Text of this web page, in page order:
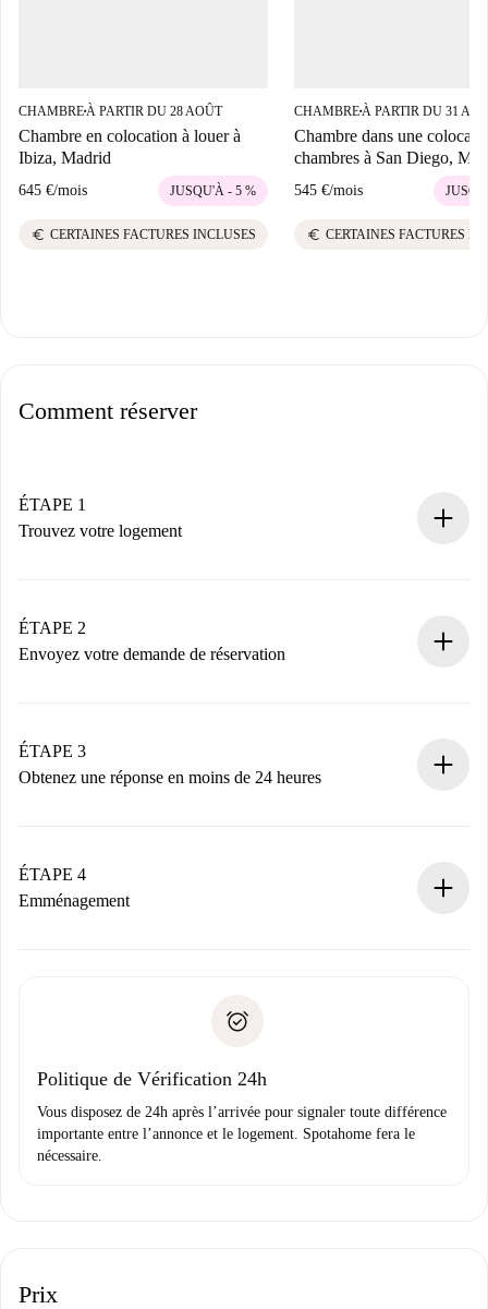
CHAMBRE■À PARTIR DU 28 AOÛT
Chambre en colocation à louer à
Ibiza, Madrid
645 €/mois JUSQU'À - 5 %
euro CERTAINES FACTURES INCLUSES
CHAMBRE■À PARTIR DU 31
Chambre dans une
chambres à San Diego,
545 €/mois
euro CERTAINES FACTURES
Comment réserver
ÉTAPE 1
Trouvez votre logement
Vous disposez à l’avance de toutes les informations
nécessaires.
ÉTAPE 2
Envoyez votre demande de réservation
Nous ne vous facturerons rien tant que le propriétaire
n’aura pas accepté.
ÉTAPE 3
Obtenez une réponse en moins de 24 heures
contact avec le propriétaire.
Si refusé : aucun prélèvement et nous vous proposerons
Justificatif de solvabilité
ÉTAPE 4
Emménagement
uniquement si aucun problème n'est signalé.
Politique de Vérification 24h
Vous disposez de 24h après l’arrivée pour signaler toute différence
importante entre l’annonce et le logement. Spotahome fera le
nécessaire.
Prix